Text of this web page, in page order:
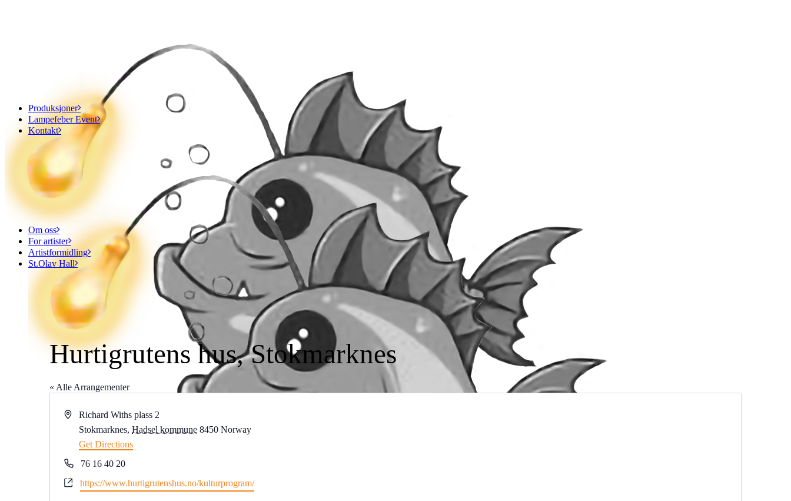
Produksjoner
Lampefeber Event
Kontakt
Om oss
For artister
Artistformidling
St.Olav Hall
Hurtigrutens hus, Stokmarknes
« Alle Arrangementer
AddressRichard Withs plass 2
Stokmarknes, Hadsel kommune 8450 Norway
Get Directions
Phone76 16 40 20
Websitehttps://www.hurtigrutenshus.no/kulturprogram/